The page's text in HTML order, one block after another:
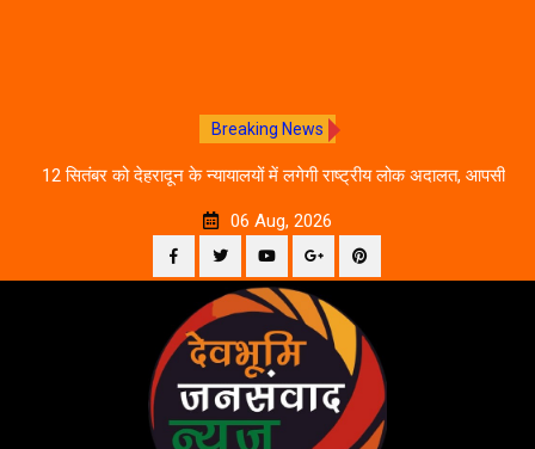
Breaking News
12 सितंबर को देहरादून के न्यायालयों में लगेगी राष्ट्रीय लोक अदालत, आपसी
06 Aug, 2026
Facebook
TwitterYouTubePlus
Google